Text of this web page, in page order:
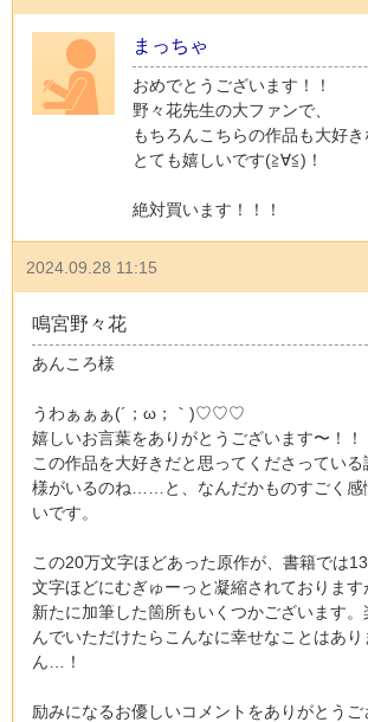
まっちゃ
おめでとうございます！！
野々花先生の大ファンで、
もちろんこちらの作品も大好
とても嬉しいです(≧∀≦)！
絶対買います！！！
2024.09.28 11:15
鳴宮野々花
あんころ様
うわぁぁぁ(´；ω；｀)♡♡♡
嬉しいお言葉をありがとうございます〜！！
この作品を大好きだと思ってくださっている
様がいるのね……と、なんだかものすごく感
いです。
この20万文字ほどあった原作が、書籍では
文字ほどにむぎゅーっと凝縮されております
新たに加筆した箇所もいくつかございます。
んでいただけたらこんなに幸せなことはあり
ん…！
励みになるお優しいコメントをありがとうご